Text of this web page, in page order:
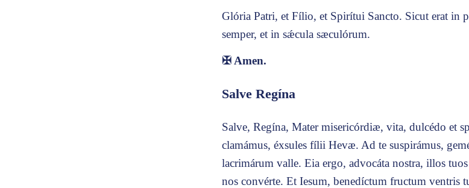
Glória Patri, et Fílio, et Spirítui Sancto. Sicut erat in
semper, et in sǽcula sæculórum.
✠ Amen.
Salve Regína
Salve, Regína, Mater misericórdiæ, vita, dulcédo et
clamámus, éxsules fílii Hevæ. Ad te suspirámus,
lacrimárum valle. Eia ergo, advocáta nostra, illos
nos convérte. Et Iesum, benedíctum fructum ventris